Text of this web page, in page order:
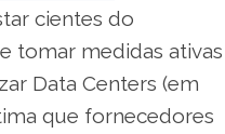
cientes do
tomar medidas ativas
Data Centers (em
que fornecedores